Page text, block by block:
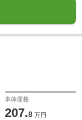
本体価格
207.8 万円